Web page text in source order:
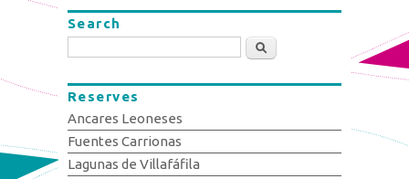
Search
Search
Reserves
Ancares Leoneses
Fuentes Carrionas
Lagunas de Villafáfila